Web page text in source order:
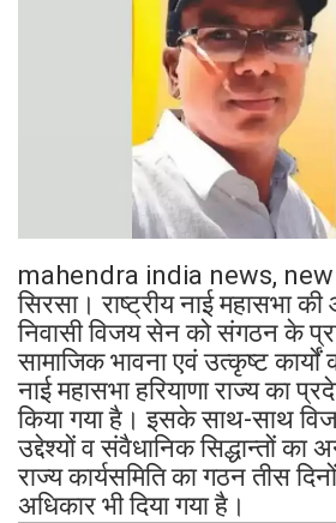
mahendra india news,
सिरसा। राष्ट्रीय नाई महासभा
निवासी विजय सेन को संगठन के
सामाजिक भावना एवं उत्कृष्ट कार्यों
नाई महासभा हरियाणा राज्य का
किया गया है। इसके साथ-साथ
उद्देश्यों व संवैधानिक सिद्धान्तों
राज्य कार्यसमिति का गठन तीस
अधिकार भी दिया गया है।